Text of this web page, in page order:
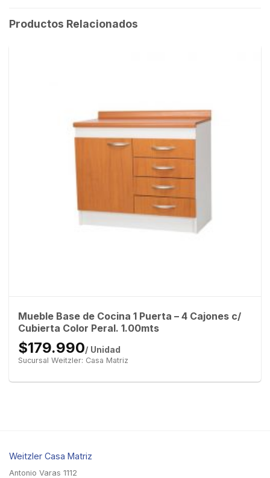
Productos Relacionados
Mueble Base de Cocina 1 Puerta – 4 Cajones c/
Cubierta Color Peral. 1.00mts
$179.990/ Unidad
Sucursal Weitzler: Casa Matriz
Weitzler Casa Matriz
Antonio Varas 1112